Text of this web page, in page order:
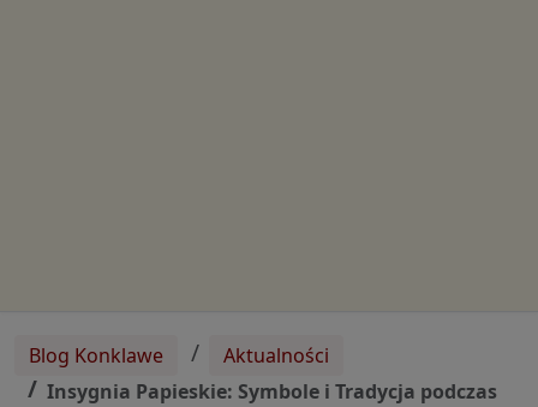
Blog Konklawe
Aktualności
Insygnia Papieskie: Symbole i Tradycja podczas